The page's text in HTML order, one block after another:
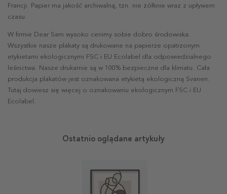
Francji. Papier ma jakość archiwalną, tzn. nie żółknie wraz z upływem
czasu.
W firmie Dear Sam wysoko cenimy sobie dobro środowiska.
Wszystkie nasze plakaty są drukowane na papierze opatrzonym
etykietami ekologicznymi FSC i EU Ecolabel dla odpowiedzialnego
leśnictwa. Nasze drukarnie są w 100% bezpieczne dla klimatu. Cała
produkcja plakatów jest oznakowana etykietą ekologiczną Svanen.
Tutaj dowiesz się więcej o oznakowaniu ekologicznym FSC i EU
Ecolabel.
Ostatnio oglądane artykuły